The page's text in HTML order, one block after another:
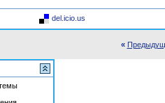
del.icio.us
«